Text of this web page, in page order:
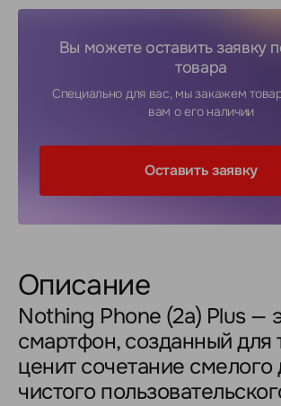
Вы можете оставить заявку
товара
Специально для вас, мы закажем
вам о его наличии
Оставить заявку
Описание
Nothing Phone (2a) Plus —
смартфон, созданный для
ценит сочетание смелого
чистого